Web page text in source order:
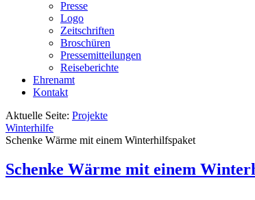
Presse
Logo
Zeitschriften
Broschüren
Pressemitteilungen
Reiseberichte
Ehrenamt
Kontakt
Aktuelle Seite: Projekte
Winterhilfe
Schenke Wärme mit einem Winterhilfspaket
Schenke Wärme mit einem